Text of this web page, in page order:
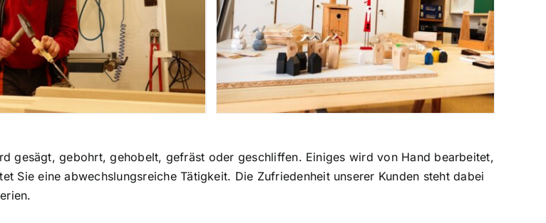
gesägt, gebohrt, gehobelt, gefräst oder geschliffen. Einiges wird von Hand bearbeitet,
Sie eine abwechslungsreiche Tätigkeit. Die Zufriedenheit unserer Kunden steht dabei